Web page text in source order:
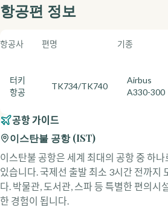
항공편 정보
항공사 편명 기종
터키
항공
TK734/TK740
Airbus
A330-300
공항 가이드
이스탄불 공항(IST)
이스탄불 공항은 세계 최대의 공항 중 하
있습니다. 국제선 출발 최소 3시간 전까지
다. 박물관, 도서관, 스파 등 특별한 편의시
한 경험이 됩니다.